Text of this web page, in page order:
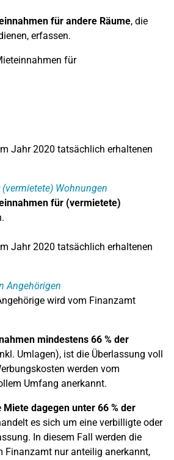
für andere Räume, die
erfassen.
für
Jahr 2020 tatsächlich erhaltenen
Wohnungen
für (vermietete)
Jahr 2020 tatsächlich erhaltenen
Angehörigen
wird vom Finanzamt
mindestens 66 % der
Umlagen), ist die Überlassung voll
werden vom
Umfang anerkannt.
Miete dagegen unter 66 % der
es sich um eine verbilligte oder
In diesem Fall werden die
Finanzamt nur anteilig anerkannt,